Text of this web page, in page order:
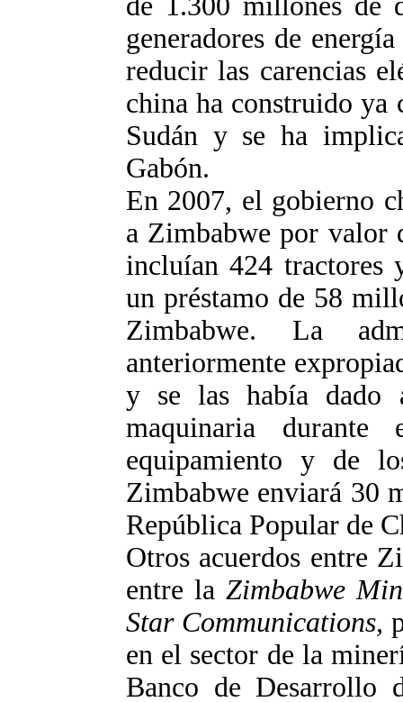
generadores de
reducir las carencias
china ha construido ya
Sudán y se ha
Gabón.
En 2007, el gobierno
a Zimbabwe por valor
incluían 424 tractores
un préstamo de 58
Zimbabwe. La
anteriormente
y se las había dado
maquinaria
equipamiento y de
Zimbabwe enviará 30
República Popular de
Otros acuerdos entre
entre la Zimbabwe
Star Communications,
en el sector de la
Banco de Desarrollo